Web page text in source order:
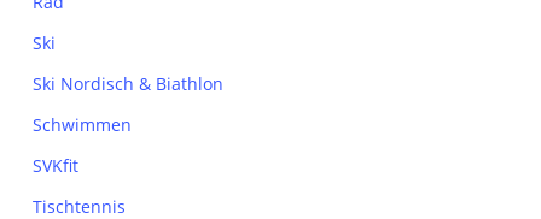
Ski
Ski Nordisch & Biathlon
Schwimmen
SVKfit
Tischtennis